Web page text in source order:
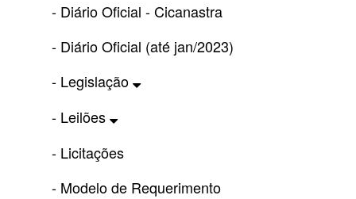
- Diário Oficial - Cicanastra
- Diário Oficial (até jan/2023)
- Legislação
- Leilões
- Licitações
- Modelo de Requerimento